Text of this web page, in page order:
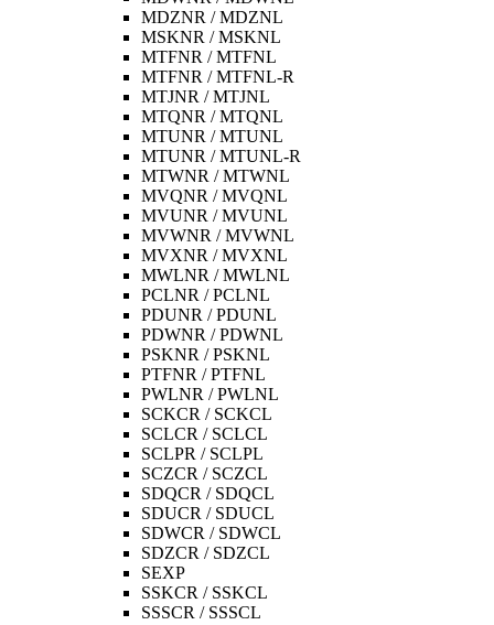
MDZNR / MDZNL
MSKNR / MSKNL
MTFNR / MTFNL
MTFNR / MTFNL-R
MTJNR / MTJNL
MTQNR / MTQNL
MTUNR / MTUNL
MTUNR / MTUNL-R
MTWNR / MTWNL
MVQNR / MVQNL
MVUNR / MVUNL
MVWNR / MVWNL
MVXNR / MVXNL
MWLNR / MWLNL
PCLNR / PCLNL
PDUNR / PDUNL
PDWNR / PDWNL
PSKNR / PSKNL
PTFNR / PTFNL
PWLNR / PWLNL
SCKCR / SCKCL
SCLCR / SCLCL
SCLPR / SCLPL
SCZCR / SCZCL
SDQCR / SDQCL
SDUCR / SDUCL
SDWCR / SDWCL
SDZCR / SDZCL
SEXP
SSKCR / SSKCL
SSSCR / SSSCL